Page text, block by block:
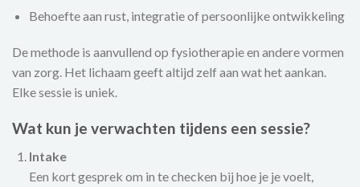
Behoefte aan rust, integratie of persoonlijke ontwikkeling
De methode is aanvullend op fysiotherapie en andere vormen
van zorg. Het lichaam geeft altijd zelf aan wat het aankan.
Elke sessie is uniek.
Wat kun je verwachten tijdens een sessie?
Intake
Een kort gesprek om in te checken bij hoe je je voelt,